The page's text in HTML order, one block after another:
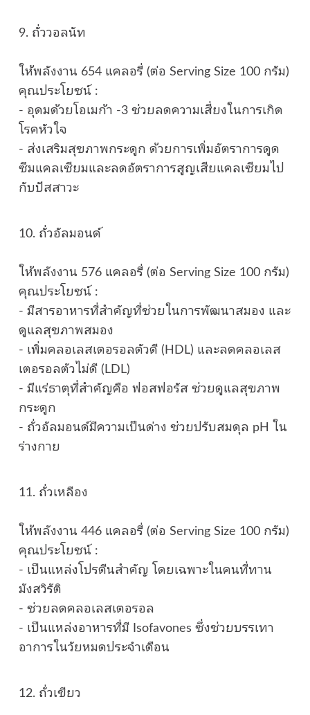
9. ถั่ววอลนัท
ให้พลังงาน 654 แคลอรี่ (ต่อ Serving Size 100 กรัม)
คุณประโยชน์ :
- อุดมด้วยโอเมก้า -3 ช่วยลดความเสี่ยงในการเกิด
โรคหัวใจ
- ส่งเสริมสุขภาพกระดูก ด้วยการเพิ่มอัตราการดูด
ซึมแคลเซียมและลดอัตราการสูญเสียแคลเซียมไป
กับปัสสาวะ
10. ถั่วอัลมอนด์
ให้พลังงาน 576 แคลอรี่ (ต่อ Serving Size 100 กรัม)
คุณประโยชน์ :
- มีสารอาหารที่สำคัญที่ช่วยในการพัฒนาสมอง และ
ดูแลสุขภาพสมอง
- เพิ่มคลอเลสเตอรอลตัวดี (HDL) และลดคลอเลส
เตอรอลตัวไม่ดี (LDL)
- มีแร่ธาตุที่สำคัญคือ ฟอสฟอรัส ช่วยดูแลสุขภาพ
กระดูก
- ถั่วอัลมอนด์มีความเป็นด่าง ช่วยปรับสมดุล pH ใน
ร่างกาย
11. ถั่วเหลือง
ให้พลังงาน 446 แคลอรี่ (ต่อ Serving Size 100 กรัม)
คุณประโยชน์ :
- เป็นแหล่งโปรตีนสำคัญ โดยเฉพาะในคนที่ทาน
มังสวิรัติ
- ช่วยลดคลอเลสเตอรอล
- เป็นแหล่งอาหารที่มี Isofavones ซึ่งช่วยบรรเทา
อาการในวัยหมดประจำเดือน
12. ถั่วเขียว